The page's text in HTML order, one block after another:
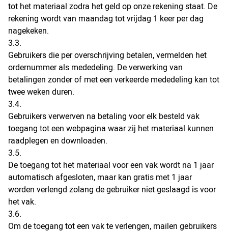
tot het materiaal zodra het geld op onze rekening staat. De
rekening wordt van maandag tot vrijdag 1 keer per dag
nagekeken.
3.3.
Gebruikers die per overschrijving betalen, vermelden het
ordernummer als mededeling. De verwerking van
betalingen zonder of met een verkeerde mededeling kan tot
twee weken duren.
3.4.
Gebruikers verwerven na betaling voor elk besteld vak
toegang tot een webpagina waar zij het materiaal kunnen
raadplegen en downloaden.
3.5.
De toegang tot het materiaal voor een vak wordt na 1 jaar
automatisch afgesloten, maar kan gratis met 1 jaar
worden verlengd zolang de gebruiker niet geslaagd is voor
het vak.
3.6.
Om de toegang tot een vak te verlengen, mailen gebruikers